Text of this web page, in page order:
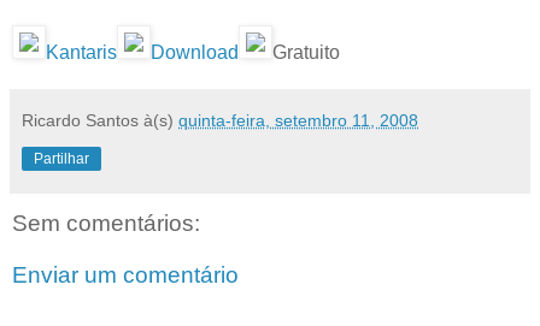
Kantaris Download Gratuito
Ricardo Santos à(s) quinta-feira, setembro 11, 2008
Partilhar
Sem comentários:
Enviar um comentário